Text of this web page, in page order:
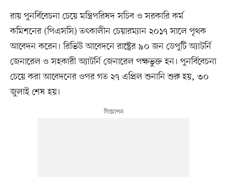
রায় পুনর্বিবেচনা চেয়ে মন্ত্রিপরিষদ সচিব ও সরকারি কর্ম
কমিশনের (পিএসসি) তৎকালীন চেয়ারম্যান ২০১৭ সালে পৃথক
আবেদন করেন। রিভিউ আবেদনে রাষ্ট্রের ৯০ জন ডেপুটি অ্যাটর্নি
জেনারেল ও সহকারী অ্যাটর্নি জেনারেল পক্ষভুক্ত হন। পুনর্বিবেচনা
চেয়ে করা আবেদনের ওপর গত ২৭ এপ্রিল শুনানি শুরু হয়, ৩০
জুলাই শেষ হয়।